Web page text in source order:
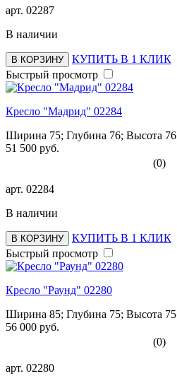
арт. 02287
В наличии
В КОРЗИНУ
КУПИТЬ В 1 КЛИК
Быстрый просмотр
Кресло "Мадрид" 02284
Ширина 75; Глубина 76; Высота 76
51 500 руб.
(0)
арт. 02284
В наличии
В КОРЗИНУ
КУПИТЬ В 1 КЛИК
Быстрый просмотр
Кресло "Раунд" 02280
Ширина 85; Глубина 75; Высота 75
56 000 руб.
(0)
арт. 02280